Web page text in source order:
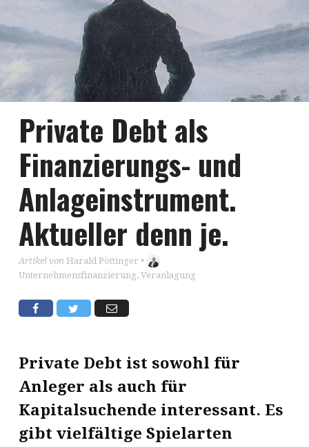
Private Debt als
Finanzierungs- und
Anlageinstrument.
Aktueller denn je.
Artikel von Harald Pöttinger •
Unternehmensfinanzierung, Veranlagung
Private Debt ist sowohl für
Anleger als auch für
Kapitalsuchende interessant. Es
gibt vielfältige Spielarten